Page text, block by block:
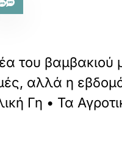
του βαμβακιού
αλλά η
Γη • Τα